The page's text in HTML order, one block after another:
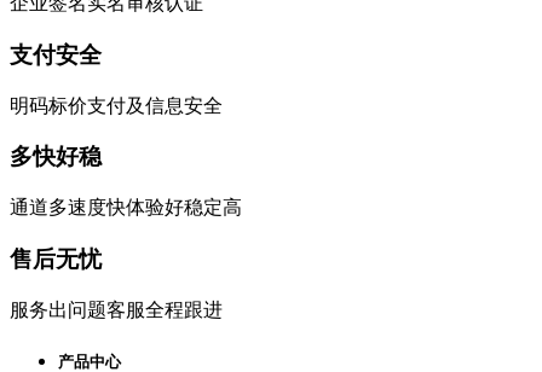
支付安全
明码标价支付及信息安全
多快好稳
通道多速度快体验好稳定高
售后无忧
服务出问题客服全程跟进
产品中心